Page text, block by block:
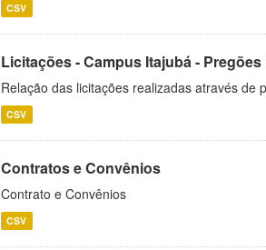
CSV
Licitações - Campus Itajubá -
Relação das licitações realizadas através
CSV
Contratos e Convênios
Contrato e Convênios
CSV